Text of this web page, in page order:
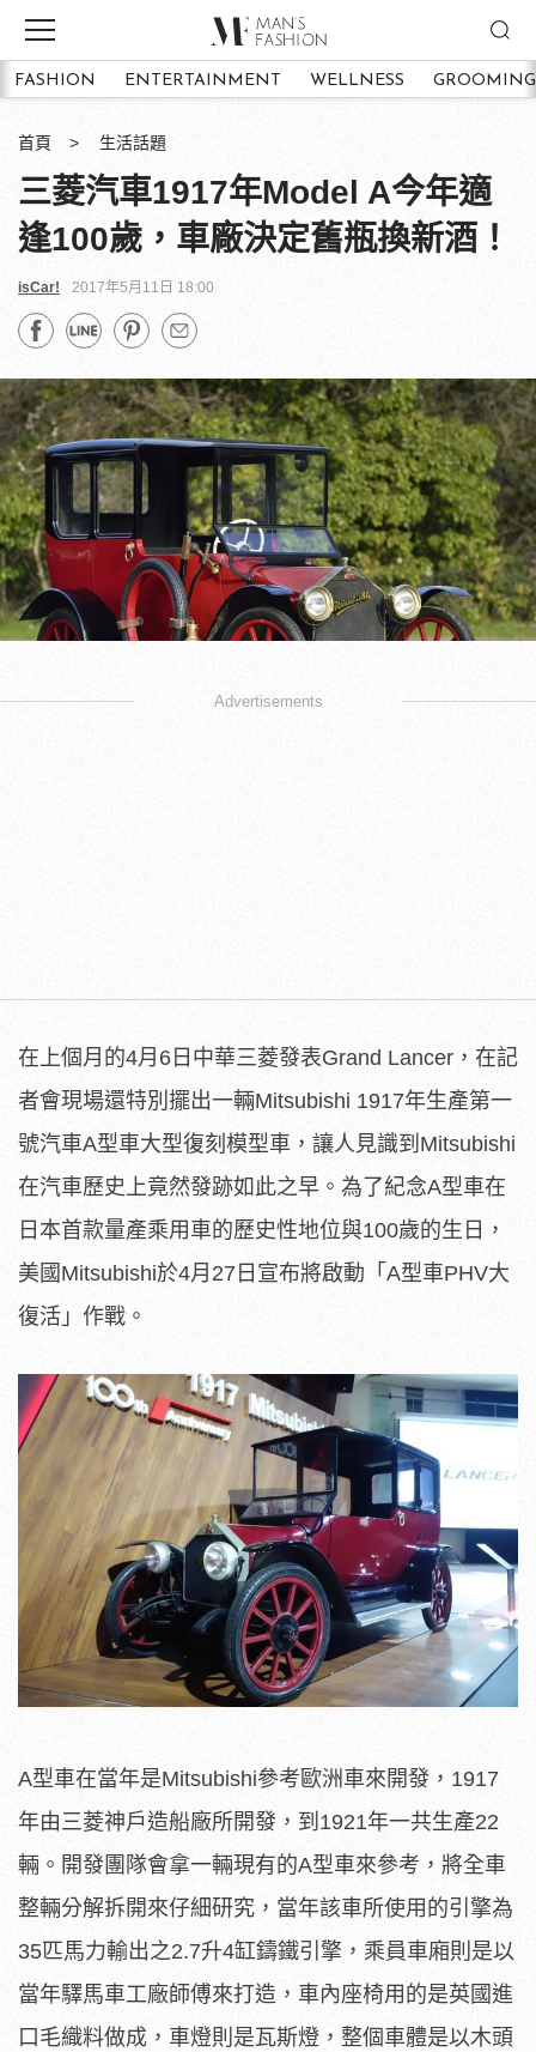
FASHION ENTERTAINMENT WELLNESS GROOMING
首頁 生活話題
三菱汽車1917年Model A今年適
逢100歲，車廠決定舊瓶換新酒！
isCar! 2017年5月11日 18:00
Advertisements
在上個月的4月6日中華三菱發表Grand Lancer，在記
者會現場還特別擺出一輛Mitsubishi 1917年生產第一
號汽車A型車大型復刻模型車，讓人見識到Mitsubishi
在汽車歷史上竟然發跡如此之早。為了紀念A型車在
日本首款量產乘用車的歷史性地位與100歲的生日，
美國Mitsubishi於4月27日宣布將啟動「A型車PHV大
復活」作戰。
A型車在當年是Mitsubishi參考歐洲車來開發，1917
年由三菱神戶造船廠所開發，到1921年一共生產22
輛。開發團隊會拿一輛現有的A型車來參考，將全車
整輛分解拆開來仔細研究，當年該車所使用的引擎為
35匹馬力輸出之2.7升4缸鑄鐵引擎，乘員車廂則是以
當年驛馬車工廠師傅來打造，車內座椅用的是英國進
口毛織料做成，車燈則是瓦斯燈，整個車體是以木頭